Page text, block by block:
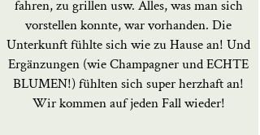
fahren, zu grillen usw. Alles, was man sich
vorstellen konnte, war vorhanden. Die
Unterkunft fühlte sich wie zu Hause an! Und
Ergänzungen (wie Champagner und ECHTE
BLUMEN!) fühlten sich super herzhaft an!
Wir kommen auf jeden Fall wieder!